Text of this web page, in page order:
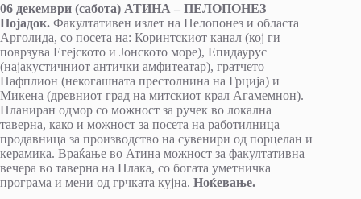
06 декември (сабота) АТИНА – ПЕЛОПОНЕЗ
Појадок. Факултативен излет на Пелопонез и областа
Арголида, со посета на: Коринтскиот канал (кој ги
поврзува Егејското и Јонското море), Епидаурус
(најакустичниот антички амфитеатар), гратчето
Нафплион (некогашната престолнина на Грција) и
Микена (древниот град на митскиот крал Агамемнон).
Планиран одмор со можност за ручек во локална
таверна, како и можност за посета на работилница –
продавница за производство на сувенири од порцелан и
керамика. Враќање во Атина можност за факултативна
вечера во таверна на Плака, со богата уметничка
програма и мени од грчката кујна. Ноќевање.